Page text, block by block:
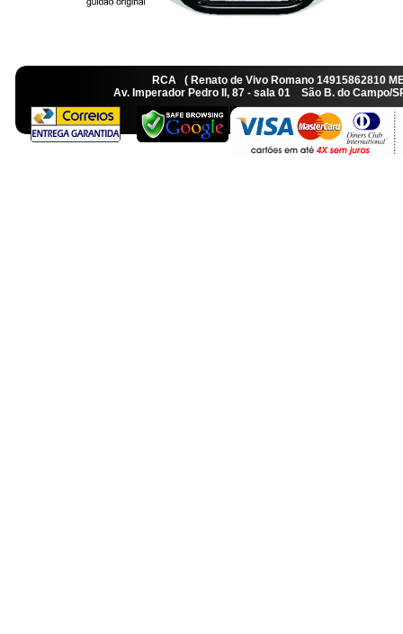
RCA ( Renato de Vivo Romano
Av. Imperador Pedro II, 87 - sala 01 São B. do